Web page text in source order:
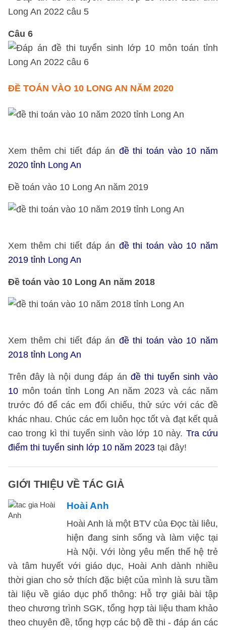
Câu 6
ĐỀ TOÁN VÀO 10 LONG AN NĂM 2020
Xem thêm chi tiết đáp án đề thi toán vào 10 năm
2020 tỉnh Long An
Đề toán vào 10 Long An năm 2019
Xem thêm chi tiết đáp án đề thi toán vào 10 năm
2019 tỉnh Long An
Đề toán vào 10 Long An năm 2018
Xem thêm chi tiết đáp án đề thi toán vào 10 năm
2018 tỉnh Long An
Trên đây là nội dung đáp án đề thi tuyển sinh vào
10 môn toán tỉnh Long An năm 2023 và các năm
trước đó để các em đối chiếu, thử sức với các đề
khác nhau. Chúc các em luôn học tốt và đạt kết quả
cao trong kì thi tuyển sinh vào lớp 10 này. Tra cứu
điểm thi tuyển sinh lớp 10 năm 2023 tại đây!
GIỚI THIỆU VỀ TÁC GIẢ
Hoài Anh
Hoài Anh là một BTV của Đọc tài liêu,
hiện đang sinh sống và làm việc tại
Hà Nội. Với lòng yêu mến thế hệ trẻ
và tâm huyết với giáo dục, Hoài Anh dành nhiều
thời gian cho sở thích đặc biệt của mình là sưu tầm
tài liệu về giáo dục phổ thông: Hỗ trợ giải bài tập
theo chương trình SGK, tổng hợp tài liệu tham khảo
theo chuyên đề, tổng hợp các bộ đề thi - đáp án các